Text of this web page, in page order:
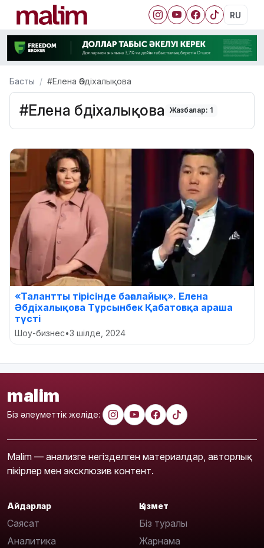
RU
Басты #Елена Әбдіхалықова
#Елена Әбдіхалықова Жазбалар: 1
«Талантты тірісінде бағалайық». Елена
Әбдіхалықова Тұрсынбек Қабатовқа араша
түсті
Шоу-бизнес•3 шілде, 2024
malim
Біз әлеуметтік желіде:
Malim — анализге негізделген материалдар, авторлық
пікірлер мен эксклюзив контент.
Айдарлар
Саясат
Аналитика
Қызмет
Біз туралы
Жарнама